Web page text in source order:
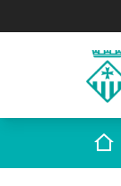
Inici